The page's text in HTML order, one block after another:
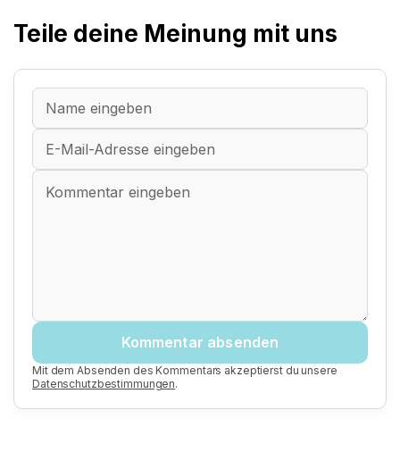
Teile deine Meinung mit uns
Mit dem Absenden des Kommentars akzeptierst du unsere
Datenschutzbestimmungen.
Kommentar absenden